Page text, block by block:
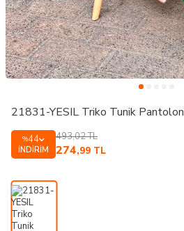
21831-YESIL Triko Tunik Pantolon
%44
İNDIRIM
493,02TL
274,99 TL